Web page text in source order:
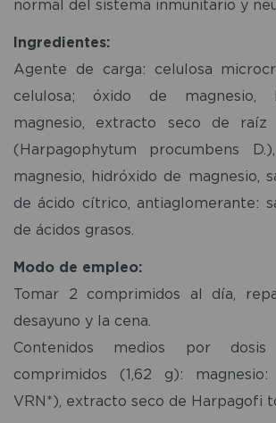
normal del sistema inmunitario y
Ingredientes:
Agente de carga: celulosa
celulosa; óxido de magnesio,
magnesio, extracto seco de raíz
(Harpagophytum procumbens
magnesio, hidróxido de magnesio,
de ácido cítrico, antiaglomerante:
de ácidos grasos.
Modo de empleo:
Tomar 2 comprimidos al día,
desayuno y la cena.
Contenidos medios por
comprimidos (1,62 g):
VRN*), extracto seco de Harpagofi